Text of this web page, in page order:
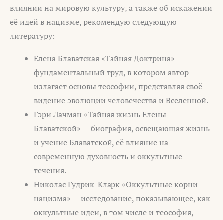
влиянии на мировую культуру, а также об искажении
её идей в нацизме, рекомендую следующую
литературу:
Елена Блаватская «Тайная Доктрина» —
фундаментальный труд, в котором автор
излагает основы теософии, представляя своё
видение эволюции человечества и Вселенной.
Гэри Лачман «Тайная жизнь Елены
Блаватской» — биография, освещающая жизнь
и учение Блаватской, её влияние на
современную духовность и оккультные
течения.
Николас Гудрик-Кларк «Оккультные корни
нацизма» — исследование, показывающее, как
оккультные идеи, в том числе и теософия,